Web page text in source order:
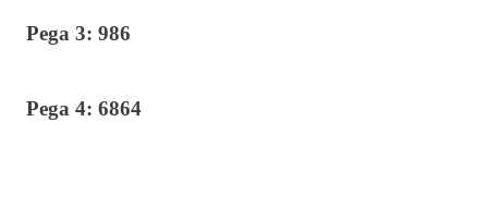
Pega 3: 986
Pega 4: 6864